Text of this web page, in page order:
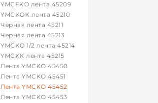
YMCFKO лента 45209
YMCKOK лента 45210
Черная лента 45211
Черная лента 45213
YMCKO 1/2 лента 45214
YMCKK лента 45215
Лента YMCKO 45450
Лента YMCKO 45451
Лента YMCKO 45452
Лента YMCKO 45453